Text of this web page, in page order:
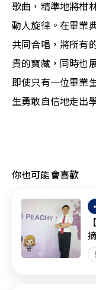
歌曲，精準地將柑
動人旋律。在畢業
共同合唱，將所有
貴的寶藏，同時也
即使只有一位畢業
生勇敢自信地走出
你也可能會喜歡